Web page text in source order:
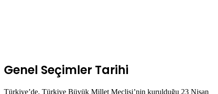
Genel Seçimler Tarihi
Türkiye’de, Türkiye Büyük Millet Meclisi’nin kurulduğu 23 Nisan